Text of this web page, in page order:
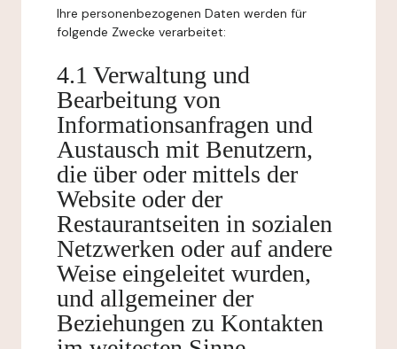
Ihre personenbezogenen Daten werden für
folgende Zwecke verarbeitet:
4.1 Verwaltung und
Bearbeitung von
Informationsanfragen und
Austausch mit Benutzern,
die über oder mittels der
Website oder der
Restaurantseiten in sozialen
Netzwerken oder auf andere
Weise eingeleitet wurden,
und allgemeiner der
Beziehungen zu Kontakten